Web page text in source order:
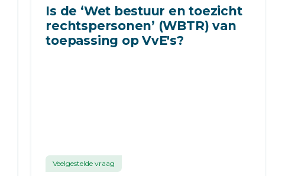
Is de ‘Wet bestuur en toezicht
rechtspersonen’ (WBTR) van
toepassing op VvE's?
Veelgestelde vraag